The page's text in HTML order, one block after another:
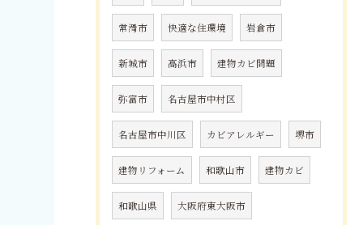
常滑市 快適な住環境 岩倉市
新城市 高浜市 建物カビ問題
弥富市 名古屋市中村区
名古屋市中川区 カビアレルギー 堺市
建物リフォーム 和歌山市 建物カビ
和歌山県 大阪府東大阪市